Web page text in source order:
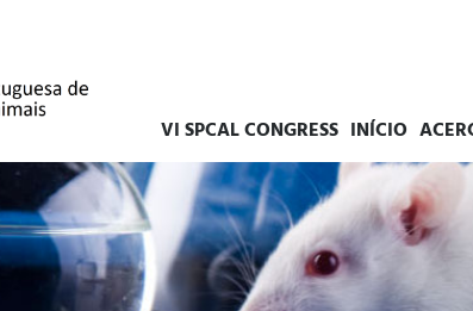
VI SPCAL CONGRESS INÍCIO